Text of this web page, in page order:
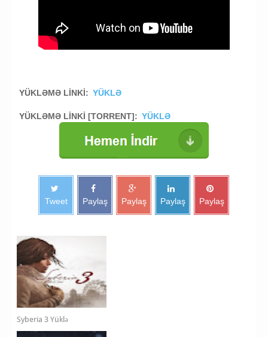
YÜKLƏMƏ LİNKİ: YÜKLƏ
YÜKLƏMƏ LİNKİ [TORRENT]: YÜKLƏ
Tweet Paylaş Paylaş Paylaş Paylaş
Syberia 3 Yüklə